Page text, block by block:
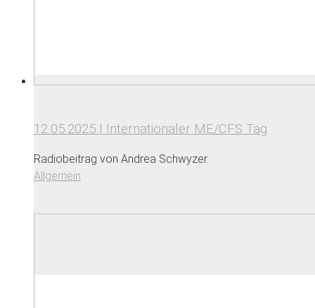
12.05.2025 | Internationaler ME/CFS Tag
Radiobeitrag von Andrea Schwyzer.
Allgemein